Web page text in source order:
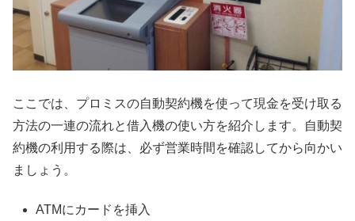
ここでは、プロミスの自動契約機を使って現金を受け取る
方法の一連の流れと借入機の使い方を紹介します。自動契
約機の利用する際は、必ず営業時間を確認してから向かい
ましょう。
ATMにカードを挿入